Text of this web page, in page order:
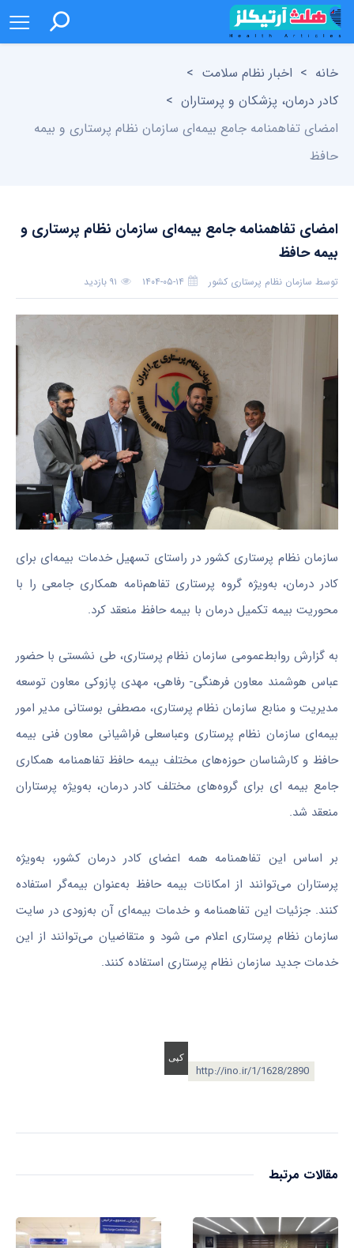
خانه > اخبار نظام سلامت >
کادر درمان، پزشکان و پرستاران >
امضای تفاهمنامه جامع بیمه‌ای سازمان نظام پرستاری و بیمه
حافظ
امضای تفاهمنامه جامع بیمه‌ای سازمان نظام پرستاری و
بیمه حافظ
توسط سازمان نظام پرستاری کشور ۱۴۰۴-۰۵-۱۴
۹۱ بازدید
بدون دیدگاه
سازمان نظام پرستاری کشور در راستای تسهیل خدمات بیمه‌ای برای
کادر درمان، به‌ویژه گروه پرستاری تفاهم‌نامه همکاری جامعی را با
محوریت بیمه تکمیل درمان با بیمه حافظ منعقد کرد.
به‌ گزارش روابط‌عمومی سازمان نظام پرستاری، طی نشستی با حضور
عباس هوشمند معاون فرهنگی- رفاهی، مهدی پازوکی معاون توسعه
مدیریت و منابع سازمان نظام پرستاری، مصطفی بوستانی مدیر امور
بیمه‌ای سازمان نظام پرستاری وعباسعلی فراشیانی معاون فنی بیمه
حافظ و کارشناسان حوزه‌های مختلف بیمه حافظ تفاهمنامه همکاری
جامع بیمه ای برای گروه‌های مختلف کادر درمان، به‌ویژه پرستاران
منعقد شد.
بر اساس این تفاهمنامه همه اعضای کادر درمان کشور، به‌ویژه
پرستاران می‌توانند از امکانات بیمه حافظ به‌عنوان بیمه‌گر استفاده
کنند. جزئیات این تفاهمنامه و خدمات بیمه‌ای آن به‌زودی در سایت
سازمان نظام پرستاری اعلام می شود و متقاضیان می‌توانند از این
خدمات جدید سازمان نظام پرستاری استفاده کنند.
http://ino.ir/1/1628/2890
مقالات مرتبط